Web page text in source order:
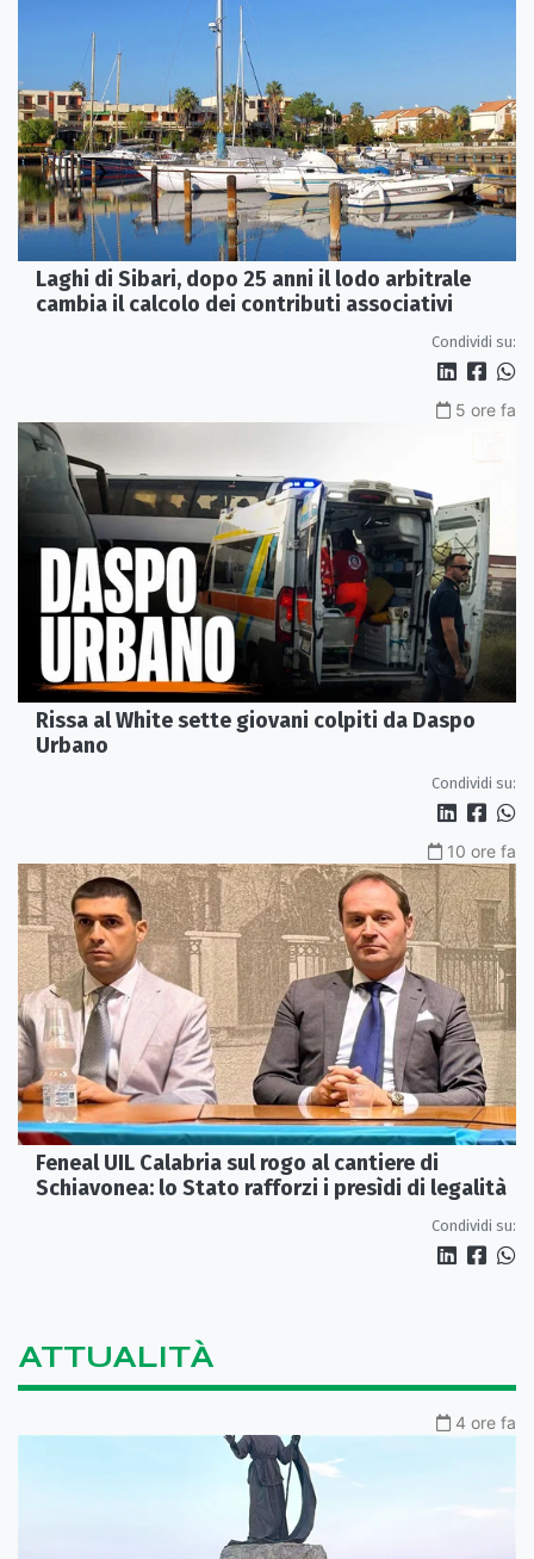
Laghi di Sibari, dopo 25 anni il lodo arbitrale
cambia il calcolo dei contributi associativi
Condividi su:
5 ore fa
Rissa al White sette giovani colpiti da Daspo
Urbano
Condividi su:
10 ore fa
Feneal UIL Calabria sul rogo al cantiere di
Schiavonea: lo Stato rafforzi i presìdi di legalità
Condividi su:
ATTUALITÀ
4 ore fa